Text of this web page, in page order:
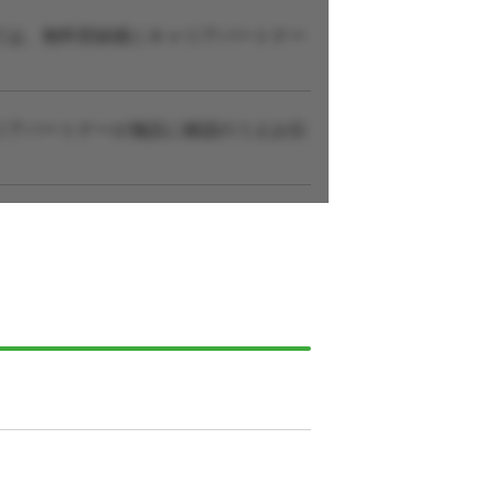
パートナーが施設に確認のうえお伝